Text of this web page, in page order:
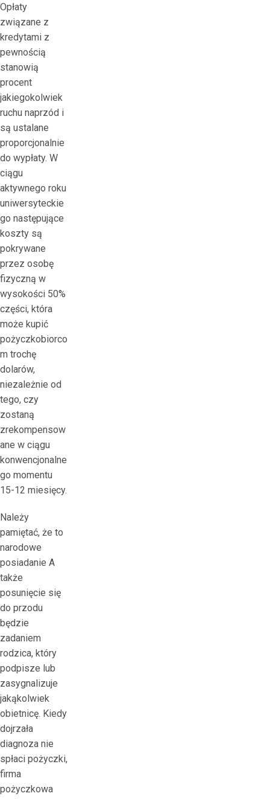
Opłaty
związane z
kredytami z
pewnością
stanowią
procent
jakiegokolwiek
ruchu naprzód i
są ustalane
proporcjonalnie
do wypłaty. W
ciągu
aktywnego roku
uniwersyteckie
go następujące
koszty są
pokrywane
przez osobę
fizyczną w
wysokości 50%
części, która
może kupić
pożyczkobiorco
m trochę
dolarów,
niezależnie od
tego, czy
zostaną
zrekompensow
ane w ciągu
konwencjonalne
go momentu
15-12 miesięcy.
Należy
pamiętać, że to
narodowe
posiadanie A
także
posunięcie się
do przodu
będzie
zadaniem
rodzica, który
podpisze lub
zasygnalizuje
jakąkolwiek
obietnicę. Kiedy
dojrzała
diagnoza nie
spłaci pożyczki,
firma
pożyczkowa